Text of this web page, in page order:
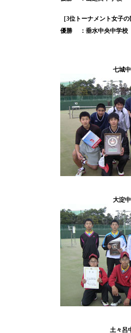
［3位トーナメント女子
優勝
：垂水中央中学校
七城
大淀
土々呂